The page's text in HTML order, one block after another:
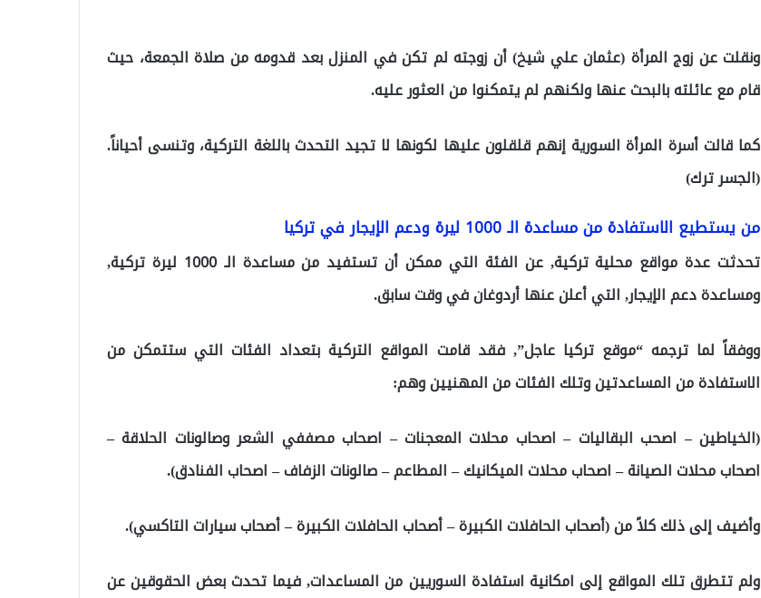
ونقلت عن زوج المرأة (عثمان علي شيخ) أن زوجته لم تكن في المنزل بعد قدومه من صلاة الجمعة، حيث
قام مع عائلته بالبحث عنها ولكنهم لم يتمكنوا من العثور عليه.
كما قالت أسرة المرأة السورية إنهم قلقلون عليها لكونها لا تجيد التحدث باللغة التركية، وتنسى أحياناً.
(الجسر ترك)
من يستطيع الاستفادة من مساعدة الـ 1000 ليرة ودعم الإيجار في تركيا
تحدثت عدة مواقع محلية تركية, عن الفئة التي ممكن أن تستفيد من مساعدة الـ 1000 ليرة تركية,
ومساعدة دعم الإيجار, التي أعلن عنها أردوغان في وقت سابق.
ووفقاً لما ترجمه “موقع تركيا عاجل”, فقد قامت المواقع التركية بتعداد الفئات التي ستتمكن من
الاستفادة من المساعدتين وتلك الفئات من المهنيين وهم:
(الخياطين – اصحب البقاليات – اصحاب محلات المعجنات – اصحاب مصففي الشعر وصالونات الحلاقة –
اصحاب محلات الصيانة – اصحاب محلات الميكانيك – المطاعم – صالونات الزفاف – اصحاب الفنادق).
وأضيف إلى ذلك كلاً من (أصحاب الحافلات الكبيرة – أصحاب الحافلات الكبيرة – أصحاب سيارات التاكسي).
ولم تتطرق تلك المواقع إلى امكانية استفادة السوريين من المساعدات, فيما تحدث بعض الحقوقين عن